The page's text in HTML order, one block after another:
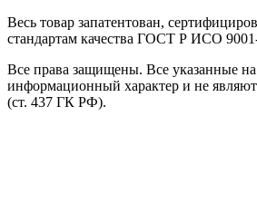
Весь товар запатентован,
стандартам качества ГОСТ Р ИСО
Все права защищены. Все указанные
информационный характер и не
(ст. 437 ГК РФ).